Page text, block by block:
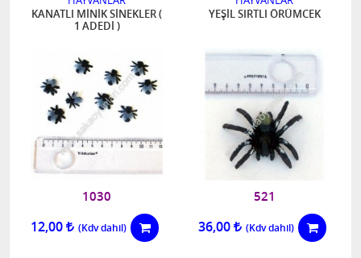
KANATLI MİNİK SİNEKLER (
1 ADEDİ )
1030
12,00
YEŞİL SIRTLI ÖRÜMCEK
521
36,00